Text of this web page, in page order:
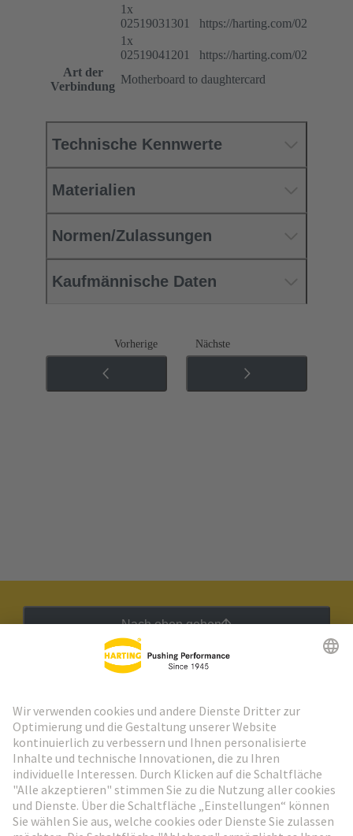
1x
02519031301 https://harting.com/
1x
02519041201 https://harting.com/
Art der
Verbindung
Motherboard to daughtercard
Technische Kennwerte
Materialien
Normen/Zulassungen
Kaufmännische Daten
Vorherige Nächste
Nach oben gehen
Weiter zur Anmeldung